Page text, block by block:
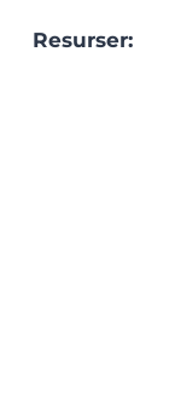
Resurser: